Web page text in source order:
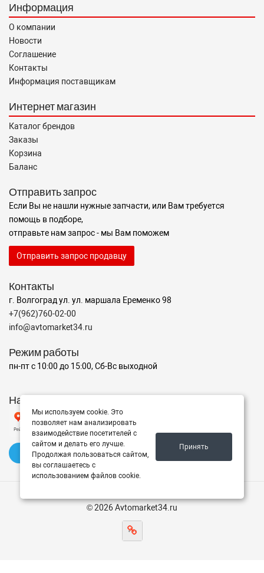
Информация
О компании
Новости
Соглашение
Контакты
Информация поставщикам
Интернет магазин
Каталог брендов
Заказы
Корзина
Баланс
Отправить запрос
Если Вы не нашли нужные запчасти, или Вам требуется
помощь в подборе,
отправьте нам запрос - мы Вам поможем
Отправить запрос продавцу
Контакты
г. Волгоград ул. ул. маршала Еременко 98
+7(962)760-02-00
info@avtomarket34.ru
Режим работы
пн-пт с 10:00 до 15:00, Сб-Вс выходной
Наш рейтинг на Яндексе
✍️ Оставить отзыв
© 2026 Avtomarket34.ru
Мы используем cookie. Это
позволяет нам анализировать
взаимодействие посетителей с
сайтом и делать его лучше.
Продолжая пользоваться сайтом,
вы соглашаетесь с
использованием файлов cookie.
Принять